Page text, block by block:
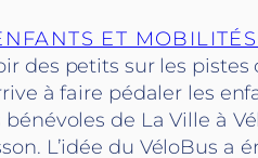
ET
des petits sur les
à faire pédaler les
de La Ville à
L’idée du VéloBus a